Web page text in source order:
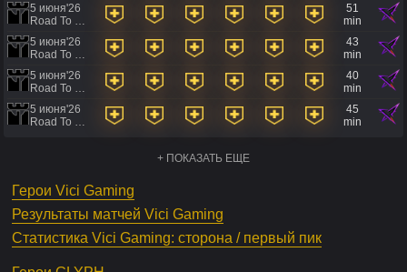
5 июня'26
51
min
5 июня'26
43
min
5 июня'26
40
min
5 июня'26
45
min
+ ПОКАЗАТЬ ЕЩЕ
Герои Vici Gaming
Результаты матчей Vici Gaming
Статистика Vici Gaming: сторона / первый пик